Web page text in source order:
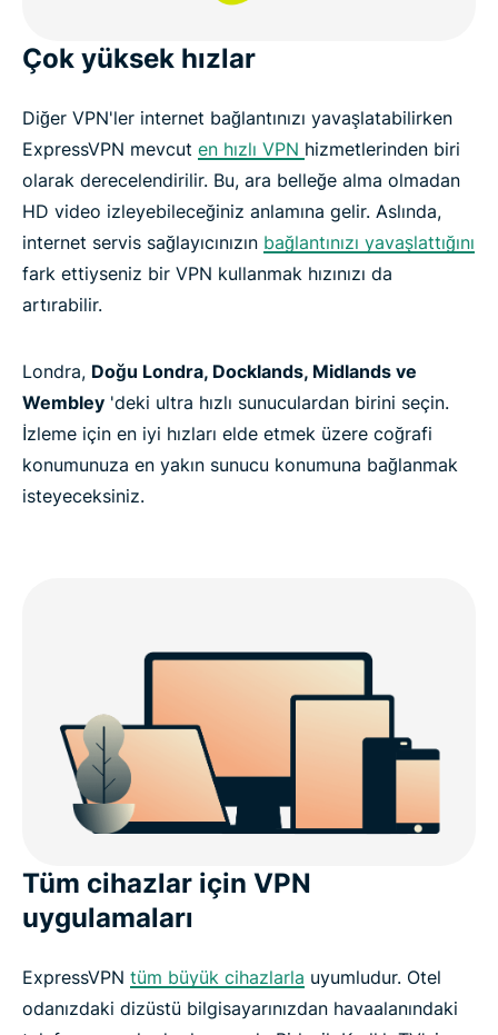
Çok yüksek hızlar
Diğer VPN'ler internet bağlantınızı yavaşlatabilirken
ExpressVPN mevcut en hızlı VPN hizmetlerinden biri
olarak derecelendirilir. Bu, ara belleğe alma olmadan
HD video izleyebileceğiniz anlamına gelir. Aslında,
internet servis sağlayıcınızın bağlantınızı yavaşlattığını
fark ettiyseniz bir VPN kullanmak hızınızı da
artırabilir.
Londra, Doğu Londra, Docklands, Midlands ve
Wembley 'deki ultra hızlı sunuculardan birini seçin.
İzleme için en iyi hızları elde etmek üzere coğrafi
konumunuza en yakın sunucu konumuna bağlanmak
isteyeceksiniz.
Tüm cihazlar için VPN
uygulamaları
ExpressVPN tüm büyük cihazlarla uyumludur. Otel
odanızdaki dizüstü bilgisayarınızdan havaalanındaki